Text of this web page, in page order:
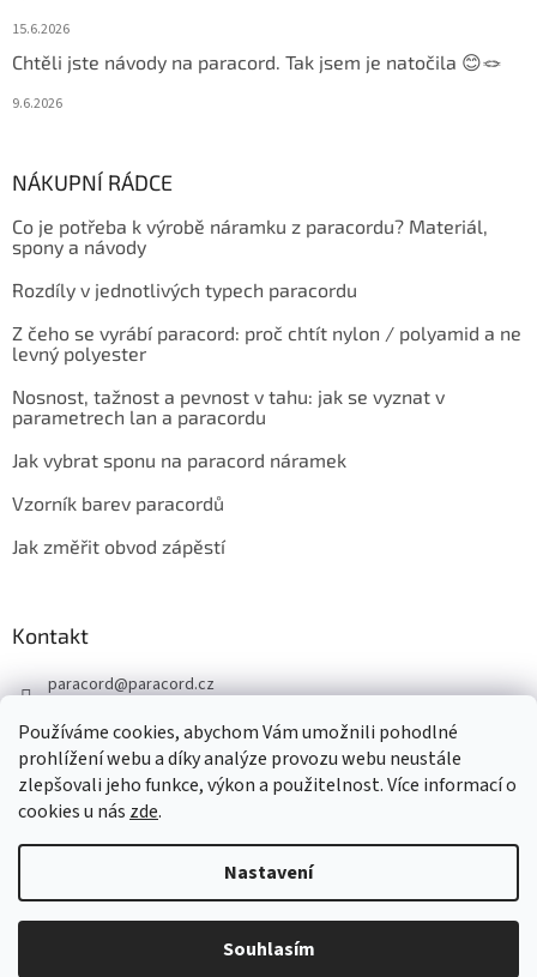
Používáme cookies, abychom Vám umožnili pohodlné
prohlížení webu a díky analýze provozu webu neustále
zlepšovali jeho funkce, výkon a použitelnost. Více informací o
cookies u nás zde.
Nastavení
Souhlasím
15.6.2026
Chtěli jste návody na paracord. Tak jsem je natočila 😊🪢
9.6.2026
NÁKUPNÍ RÁDCE
Co je potřeba k výrobě náramku z paracordu? Materiál,
spony a návody
Rozdíly v jednotlivých typech paracordu
Z čeho se vyrábí paracord: proč chtít nylon / polyamid a ne
levný polyester
Nosnost, tažnost a pevnost v tahu: jak se vyznat v
parametrech lan a paracordu
Jak vybrat sponu na paracord náramek
Vzorník barev paracordů
Jak změřit obvod zápěstí
Kontakt
paracord@paracord.cz
+420 603 230 467
Sledujte nás také na facebooku
paracord.cz
Vytvořil Shoptet
PARACORD.CZ. Všechna práva vyhrazena.